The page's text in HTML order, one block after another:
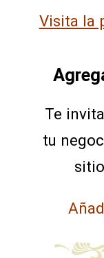
Visita la
Te
tu